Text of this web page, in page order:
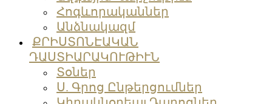
Հոգևորականներ
Անձնակազմ
ՔՐԻՍՏՈՆԷԱԿԱՆ
ԴԱՍՏԻԱՐԱԿՈՒԹԻՒՆ
Տօներ
Ս. Գրոց Ընթերցումներ